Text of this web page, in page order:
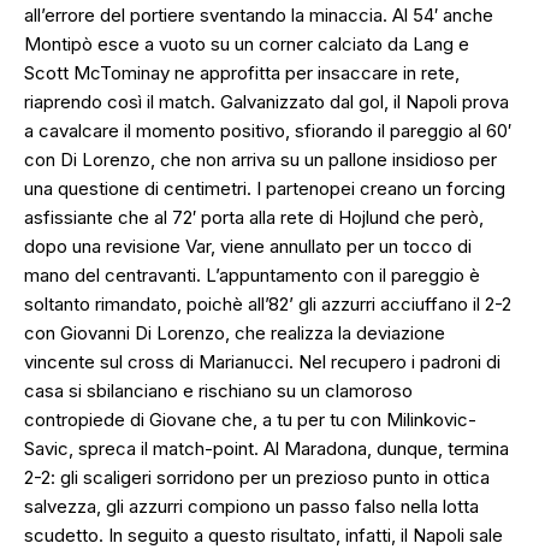
all’errore del portiere sventando la minaccia. Al 54′ anche
Montipò esce a vuoto su un corner calciato da Lang e
Scott McTominay ne approfitta per insaccare in rete,
riaprendo così il match. Galvanizzato dal gol, il Napoli prova
a cavalcare il momento positivo, sfiorando il pareggio al 60′
con Di Lorenzo, che non arriva su un pallone insidioso per
una questione di centimetri. I partenopei creano un forcing
asfissiante che al 72′ porta alla rete di Hojlund che però,
dopo una revisione Var, viene annullato per un tocco di
mano del centravanti. L’appuntamento con il pareggio è
soltanto rimandato, poichè all’82’ gli azzurri acciuffano il 2-2
con Giovanni Di Lorenzo, che realizza la deviazione
vincente sul cross di Marianucci. Nel recupero i padroni di
casa si sbilanciano e rischiano su un clamoroso
contropiede di Giovane che, a tu per tu con Milinkovic-
Savic, spreca il match-point. Al Maradona, dunque, termina
2-2: gli scaligeri sorridono per un prezioso punto in ottica
salvezza, gli azzurri compiono un passo falso nella lotta
scudetto. In seguito a questo risultato, infatti, il Napoli sale